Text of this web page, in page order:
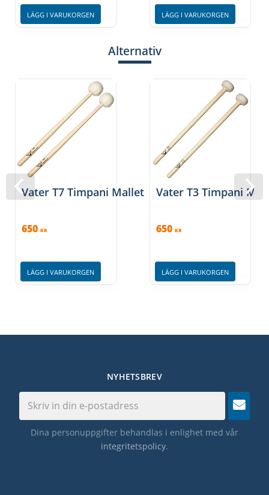
LÄGG I VARUKORGEN LÄGG I VARUKORGEN
Alternativ
Vater T7 Timpani Mallet
650 KR
LÄGG I VARUKORGEN
Vater T3 Timpani
650 KR
LÄGG I VARUKORGEN
NYHETSBREV
Dina personuppgifter behandlas i enlighet med vår
integritetspolicy.